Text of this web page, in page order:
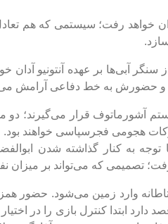
با آرایش ۴-۲-۳-۱ به میدان خواهد رفت؛
آبی‌ها بر عهده آنتونیو آدان
و حضورش به خط دفاعی آرامش
آشورماتوف قرار می‌گیرند؛ دو
هجومی فجرسپاسی خواهند
به کنار گذاشته شدن
تصمیمی که می‌تواند بر میزان
وارد زمین می‌شود. حضور
دارد ابتدا کنترل بازی را در